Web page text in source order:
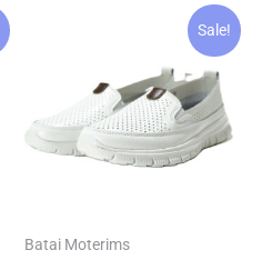
Sale!
Batai Moterims